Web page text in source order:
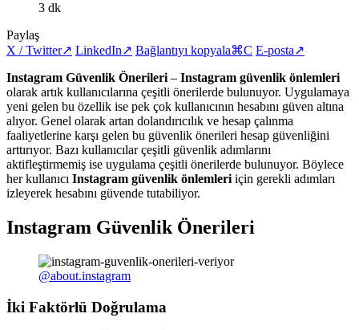
3 dk
Paylaş
X / Twitter↗ LinkedIn↗ Bağlantıyı kopyala⌘C E-posta↗
Instagram Güvenlik Önerileri – Instagram güvenlik önlemleri
olarak artık kullanıcılarına çeşitli önerilerde bulunuyor. Uygulamaya
yeni gelen bu özellik ise pek çok kullanıcının hesabını güven altına
alıyor. Genel olarak artan dolandırıcılık ve hesap çalınma
faaliyetlerine karşı gelen bu güvenlik önerileri hesap güvenliğini
arttırıyor. Bazı kullanıcılar çeşitli güvenlik adımlarını
aktifleştirmemiş ise uygulama çeşitli önerilerde bulunuyor. Böylece
her kullanıcı Instagram güvenlik önlemleri için gerekli adımları
izleyerek hesabını güvende tutabiliyor.
Instagram Güvenlik Önerileri
@about.instagram
İki Faktörlü Doğrulama